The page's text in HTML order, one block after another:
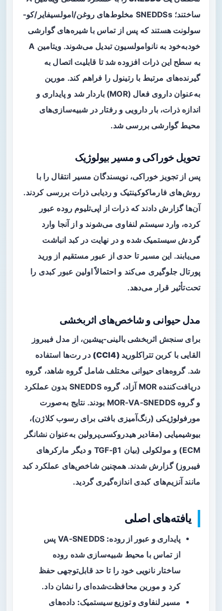
ساختند؛ SNEDDSs مخلوط‌های روغن/امولسیفایر/کو-
سولونت هستند که پس از تماس با شیره‌های گوارشی
خودبه‌خود به نانوامولسیون تبدیل می‌شوند. ویتامین A
به سطح این ذرات افزوده شد تا قابلیت اتصال به
گیرنده‌های مرتبط با رتینول را فراهم کند. مورین
به‌عنوان داروی فعال (MOR) باردار شد و پایداری و
اندازه ذرات، بار دارویی و رفتار در شبیه‌سازی‌های
محیط گوارشی بررسی شد.
تحویل خوراکی و مسیر بیولوژیک
پس از تجویز خوراکی، نویسندگان مسیر انتقال را با
روش‌های فارماکوکینتیک و ردیابی ذرات بررسی کردند.
آن‌ها گزارش دادند که ذرات از اپی‌تلیوم روده عبور
کرده، وارد سیستم لنفاوی می‌شوند و از آنجا وارد
گردش سیستمیک شده و در نهایت در کبد انباشت
می‌یابند. این مسیر تا حدی از عبور مستقیم از ورید
پورتال جلوگیری می‌کند و احتمالاً اولین عبور کبدی را
تحت‌تأثیر قرار می‌دهد.
مدل حیوانی و شاخص‌های اثربخشی
برای سنجش اثربخشی بالینی-پیشین، از مدل فیبروز
القایی باکربن تتراکلورید (CCl4)
در رت‌ها استفاده
شد. گروه‌های حیوانی مختلف شامل گروه شاهد، گروه
دریافت‌کننده MOR آزاد، گروه SNEDDS بدون عملکرد
و گروه MOR‑VA‑SNEDDS بودند. نتایج به‌صورت
مورفولوژیکی (رنگ‌آمیزی بافتی برای رسوب کلاژن)،
بیوشیمیایی (مقادیر هیدروکسی‌پرولین به‌عنوان نشانگر
ECM) و مولکولی (بیان TGF‑β1 و دیگر مارکرهای
فیبروز) گزارش شدند. همچنین شاخص‌های عملکرد کبد
مانند آنزیم‌های کبدی اندازه‌گیری گردید.
یافته‌های اصلی
پایداری و عبور از روده:
VA‑SNEDDS پس
از تماس با محیط شبیه‌سازی شده روده
ساختار نانویی خود را تا حد قابل‌توجهی حفظ
کرد و مورین محافظت‌شده‌ای را نشان داد.
مسیر لنفاوی و توزیع سیستمیک: داده‌های